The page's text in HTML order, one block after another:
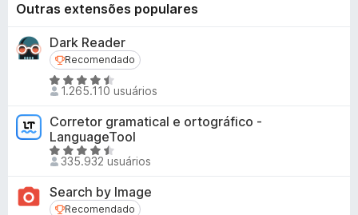
Outras extensões populares
Dark Reader
Recomendado
Recomendado
A
v
a
l
i
a
o
1.265.110 usuários
Corretor gramatical e ortográfico -
LanguageTool
A
v
a
l
335.932 usuários
Search by Image
Recomendado
Recomendado